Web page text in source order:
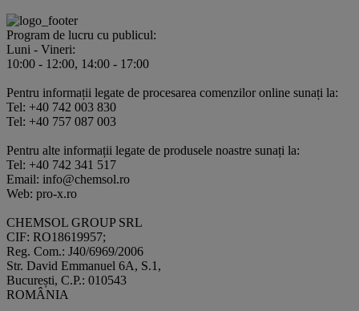
Program de lucru cu publicul:
Luni - Vineri:
10:00 - 12:00, 14:00 - 17:00
Pentru informații legate de procesarea comenzilor online sunați la:
Tel: +40 742 003 830
Tel: +40 757 087 003
Pentru alte informații legate de produsele noastre sunați la:
Tel: +40 742 341 517
Email: info@chemsol.ro
Web: pro-x.ro
CHEMSOL GROUP SRL
CIF: RO18619957;
Reg. Com.: J40/6969/2006
Str. David Emmanuel 6A, S.1,
București, C.P.: 010543
ROMÂNIA